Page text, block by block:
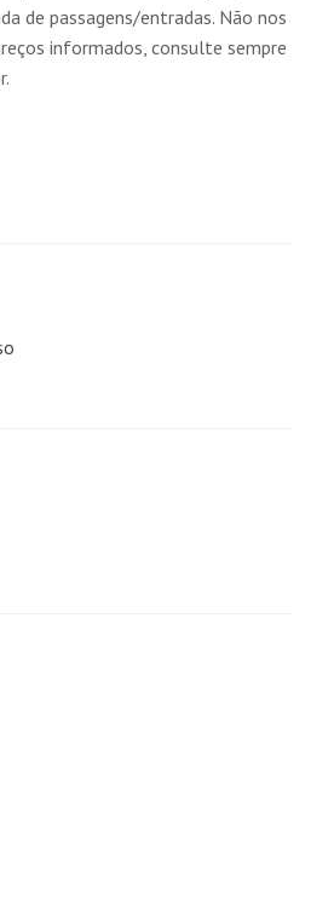
de passagens/entradas. Não nos
informados, consulte sempre